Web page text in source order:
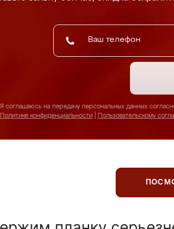
Я соглашаюсь на передачу персональных данных
Политике конфиденциальности
Пользовательскому